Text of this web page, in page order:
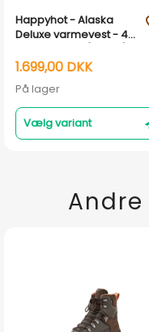
Happyhot - Alaska
Deluxe varmevest - 4
1.699,00 DKK
På lager
Vælg variant